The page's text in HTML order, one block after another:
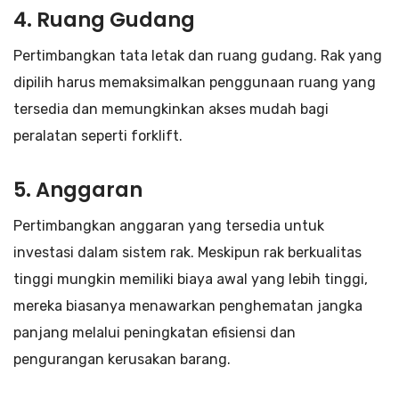
4. Ruang Gudang
Pertimbangkan tata letak dan ruang gudang. Rak yang
dipilih harus memaksimalkan penggunaan ruang yang
tersedia dan memungkinkan akses mudah bagi
peralatan seperti forklift.
5.Anggaran
Pertimbangkan anggaran yang tersedia untuk
investasi dalam sistem rak. Meskipun rak berkualitas
tinggi mungkin memiliki biaya awal yang lebih tinggi,
mereka biasanya menawarkan penghematan jangka
panjang melalui peningkatan efisiensi dan
pengurangan kerusakan barang.